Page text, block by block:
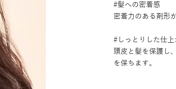
#髪への密着感
密着力のある剤形
#しっとりした仕上
頭皮と髪を保護し
を保ちます。